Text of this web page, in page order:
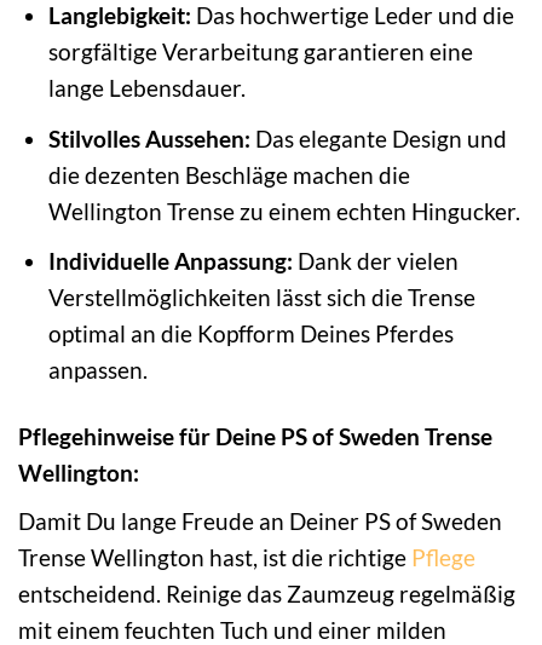
Langlebigkeit: Das hochwertige Leder und die
sorgfältige Verarbeitung garantieren eine
lange Lebensdauer.
Stilvolles Aussehen: Das elegante Design und
die dezenten Beschläge machen die
Wellington Trense zu einem echten Hingucker.
Individuelle Anpassung: Dank der vielen
Verstellmöglichkeiten lässt sich die Trense
optimal an die Kopfform Deines Pferdes
anpassen.
Pflegehinweise für Deine PS of Sweden Trense
Wellington:
Damit Du lange Freude an Deiner PS of Sweden
Trense Wellington hast, ist die richtige Pflege
entscheidend. Reinige das Zaumzeug regelmäßig
mit einem feuchten Tuch und einer milden